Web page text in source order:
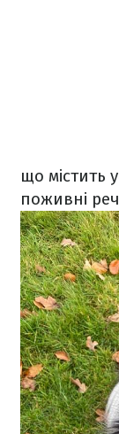
що містить
поживні